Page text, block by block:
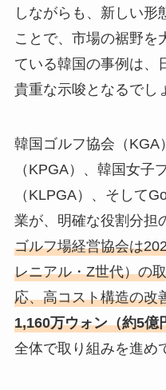
しながらも、新しい形
ことで、市場の裾野を
ている韓国の事例は、
貴重な示唆となるでし
韓国ゴルフ協会（KGA
（KPGA）、韓国女子
（KLPGA）、そして
業が、明確な役割分担
ゴルフ場経営協会は
レニアル・Z世代）の
応、高コスト構造の改
1,160万ウォン（約5億
全体で取り組みを進め